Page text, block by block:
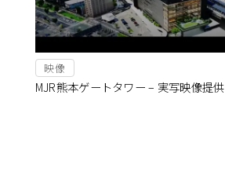
映像
MJR熊本ゲートタワー – 実写映像提供